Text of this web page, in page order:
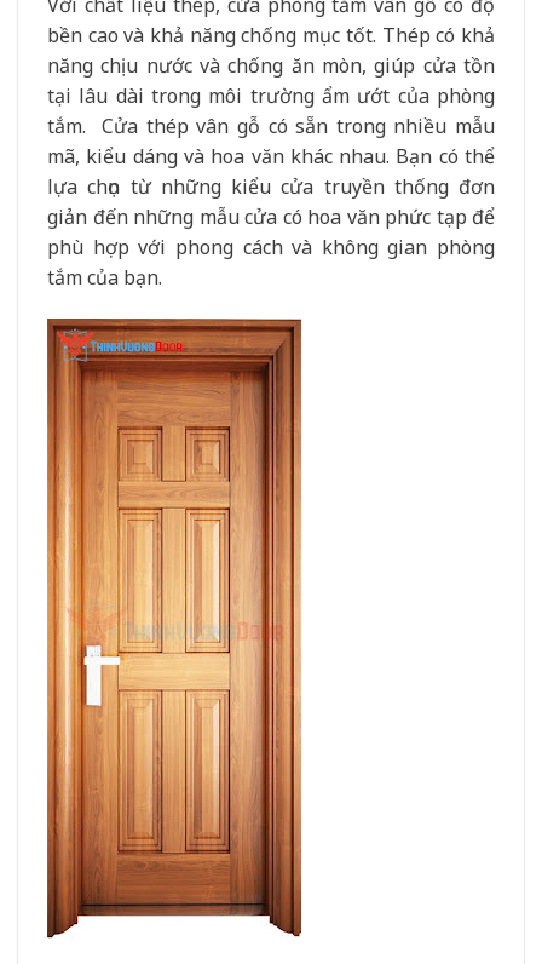
Với chất liệu thép, cửa phòng tắm vân gỗ có độ
bền cao và khả năng chống mục tốt. Thép có khả
năng chịu nước và chống ăn mòn, giúp cửa tồn
tại lâu dài trong môi trường ẩm ướt của phòng
tắm. Cửa thép vân gỗ có sẵn trong nhiều mẫu
mã, kiểu dáng và hoa văn khác nhau. Bạn có thể
lựa chọn từ những kiểu cửa truyền thống đơn
giản đến những mẫu cửa có hoa văn phức tạp để
phù hợp với phong cách và không gian phòng
tắm của bạn.